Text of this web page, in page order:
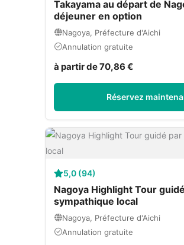
Takayama au départ de
déjeuner en option
Nagoya, Préfecture d'Aichi
Annulation gratuite
à partir de 70,86 €
Réservez
5,0 (94)
Nagoya Highlight Tour
sympathique local
Nagoya, Préfecture d'Aichi
Annulation gratuite